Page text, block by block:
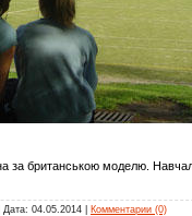
за британською моделю.
| Дата: 04.05.2014 Комментарии (0)